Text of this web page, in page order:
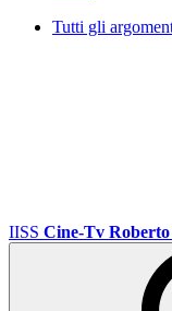
Tutti gli
IISS Cine-Tv Roberto